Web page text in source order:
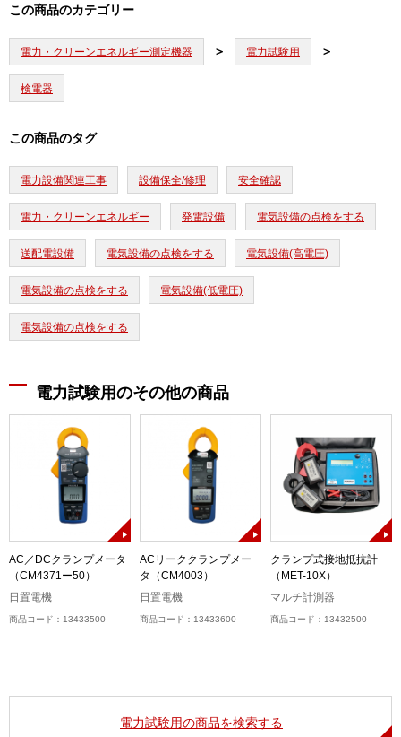
この商品のカテゴリー
電力・クリーンエネルギー測定機器 電力試験用
検電器
この商品のタグ
電力設備関連工事 設備保全/修理 安全確認
電力・クリーンエネルギー 発電設備 電気設備の点検をする
送配電設備 電気設備の点検をする 電気設備(高電圧)
電気設備の点検をする 電気設備(低電圧)
電気設備の点検をする
電力試験用のその他の商品
AC／DCクランプメータ
（CM4371ー50）
日置電機
商品コード：13433500
ACリーククランプメー
タ（CM4003）
日置電機
商品コード：13433600
クランプ式接地抵抗計
（MET-10X）
マルチ計測器
商品コード：13432500
電力試験用の商品を検索する